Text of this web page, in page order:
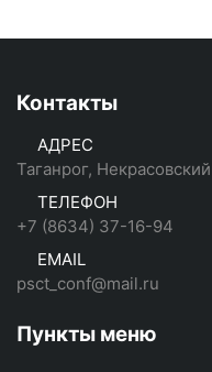
Контакты
АДРЕС
Таганрог,
ТЕЛЕФОН
+7 (8634) 37-16-94
EMAIL
psct_conf@mail.ru
Пункты меню